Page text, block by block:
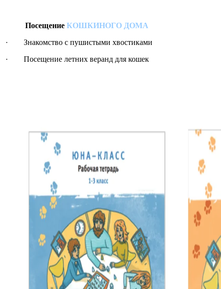
Посещение КОШКИНОГО ДОМА
· Знакомство с пушистыми хвостиками
· Посещение летних веранд для кошек